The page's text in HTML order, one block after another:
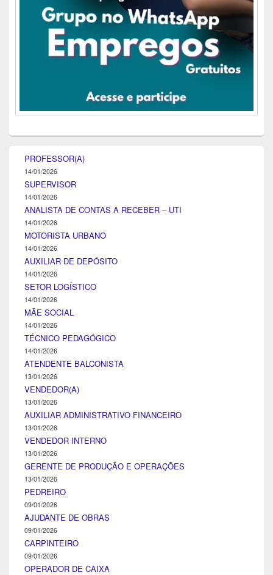
PROFESSOR(A)
14/01/2026
SUPERVISOR
14/01/2026
ANALISTA DE CONTAS A RECEBER – UTI
14/01/2026
MOTORISTA URBANO
14/01/2026
AUXILIAR DE DEPÓSITO
14/01/2026
SETOR LOGÍSTICO
14/01/2026
MÃE SOCIAL
14/01/2026
TÉCNICO PEDAGÓGICO
14/01/2026
ATENDENTE BALCONISTA
13/01/2026
VENDEDOR(A)
13/01/2026
AUXILIAR ADMINISTRATIVO FINANCEIRO
13/01/2026
VENDEDOR INTERNO
13/01/2026
GERENTE DE PRODUÇÃO E OPERAÇÕES
13/01/2026
PEDREIRO
09/01/2026
AJUDANTE DE OBRAS
09/01/2026
CARPINTEIRO
09/01/2026
OPERADOR DE CAIXA